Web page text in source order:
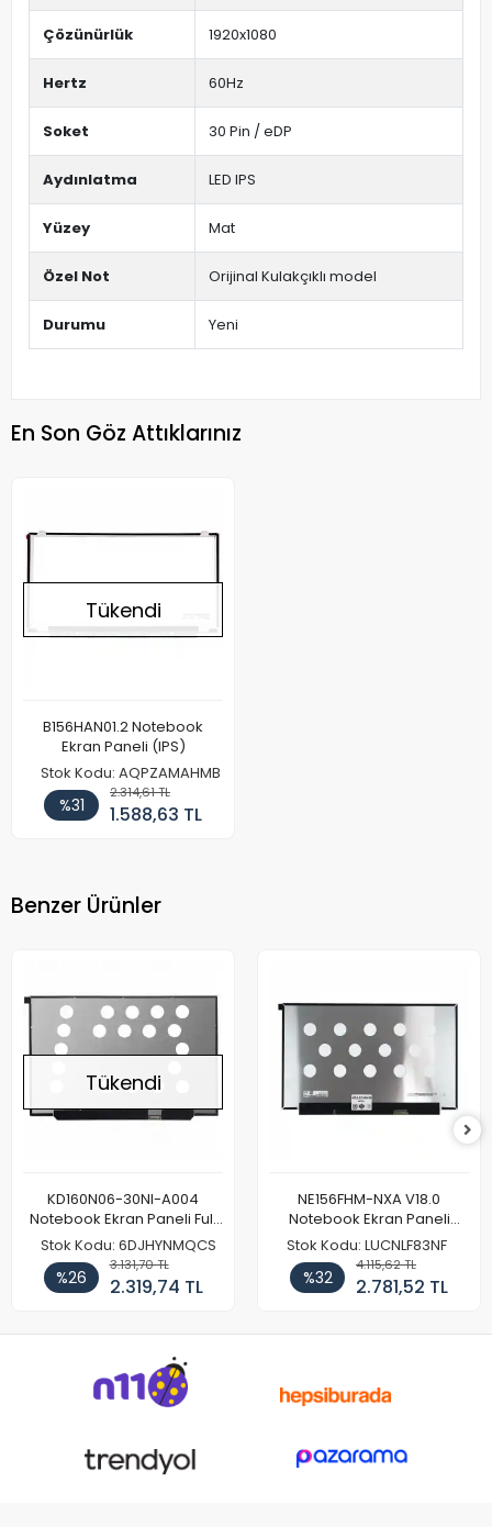
Çözünürlük 1920x1080
Hertz 60Hz
Soket 30 Pin / eDP
Aydınlatma LED IPS
Yüzey Mat
Özel Not Orijinal Kulakçıklı model
Durumu Yeni
En Son Göz Attıklarınız
Tükendi
B156HAN01.2 Notebook
Ekran Paneli (IPS)
Stok Kodu: AQPZAMAHMB
%31
2.314,61 TL
1.588,63 TL
Benzer Ürünler
Tükendi
KD160N06-30NI-A004
Notebook Ekran Paneli Full
HD
Stok Kodu: 6DJHYNMQCS
%26
3.131,70 TL
2.319,74 TL
NE156FHM-NXA V18.0
Notebook Ekran Paneli
144Hz
Stok Kodu: LUCNLF83NF
%32
4.115,62 TL
2.781,52 TL